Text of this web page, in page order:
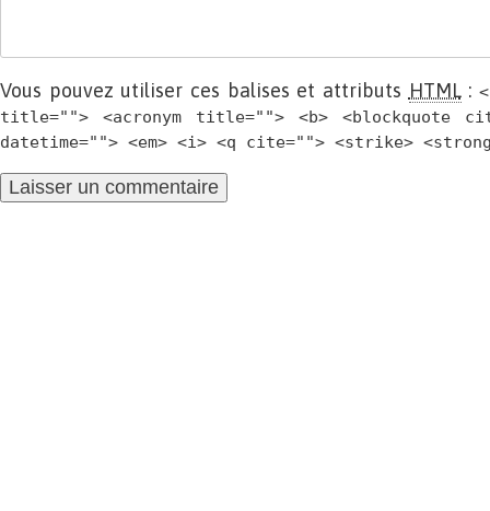
Vous pouvez utiliser ces balises et attributs HTML:
title=""> <acronym title=""> <b> <blockquote
datetime=""> <em> <i> <q cite=""> <strike>